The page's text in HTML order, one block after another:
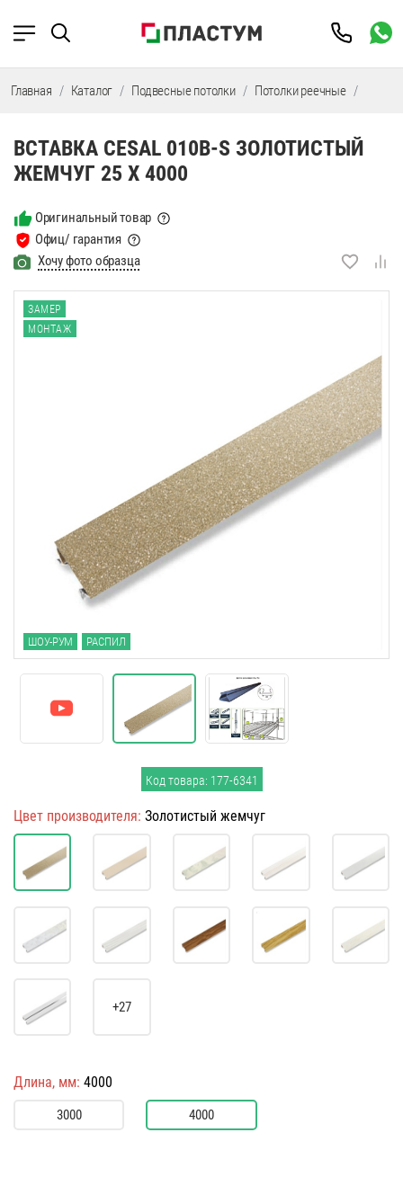
Главная Каталог Подвесные потолки Потолки реечные
ВСТАВКА CESAL 010B-S ЗОЛОТИСТЫЙ
ЖЕМЧУГ 25 Х 4000
Оригинальный товар
Офиц/ гарантия
Хочу фото образца
ЗАМЕР
МОНТАЖ
ШОУ-РУМ РАСПИЛ
Код товара: 177-6341
Цвет производителя: Золотистый жемчуг
+27
Длина, мм: 4000
3000 4000